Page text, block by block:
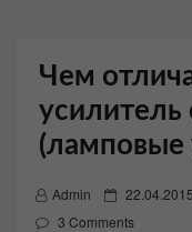
Чем
усилитель
(ламповые
Admin
P
o
22.04.2015
3 Comments